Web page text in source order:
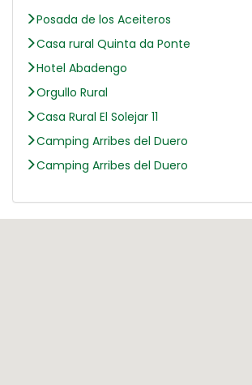
Posada de los Aceiteros
Casa rural Quinta da Ponte
Hotel Abadengo
Orgullo Rural
Casa Rural El Solejar 11
Camping Arribes del Duero
Camping Arribes del Duero